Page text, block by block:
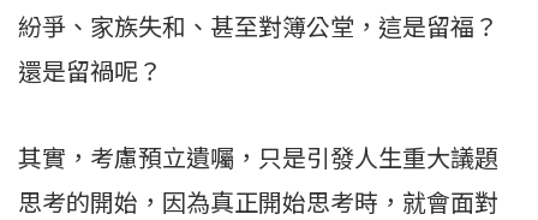
紛爭、家族失和、甚至對簿公堂，這是留福？
還是留禍呢？
其實，考慮預立遺囑，只是引發人生重大議題
思考的開始，因為真正開始思考時，就會面對